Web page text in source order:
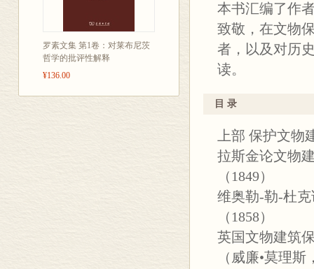
罗素文集 第1卷：对莱布尼茨
哲学的批评性解释
¥136.00
本书汇编了作
致敬，在文物
者，以及对历
读。
目 录
上部 保护文
拉斯金论文物
（1849）
维奥勒-勒-杜
（1858）
英国文物建筑
（威廉•莫理斯